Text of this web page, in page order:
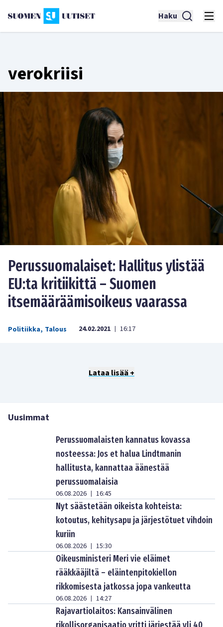
Haku
verokriisi
Perussuomalaiset: Hallitus ylistää
EU:ta kritiikittä – Suomen
itsemääräämisoikeus vaarassa
Politiikka, Talous 24.02.2021 | 16:17
Lataa lisää +
Uusimmat
Perussuomalaisten kannatus kovassa
nosteessa: Jos et halua Lindtmanin
hallitusta, kannattaa äänestää
perussuomalaisia
06.08.2026 | 16:45
Nyt säästetään oikeista kohteista:
kotoutus, kehitysapu ja järjestötuet vihdoin
kuriin
06.08.2026 | 15:30
Oikeusministeri Meri vie eläimet
rääkkääjiltä – eläintenpitokiellon
rikkomisesta jatkossa jopa vankeutta
06.08.2026 | 14:27
Rajavartiolaitos: Kansainvälinen